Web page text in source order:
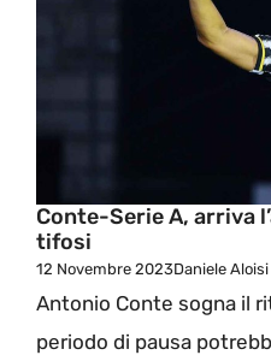
Conte-Serie A, arriva
tifosi
12 Novembre 2023Daniele Aloisi
Antonio Conte sogna il
periodo di pausa